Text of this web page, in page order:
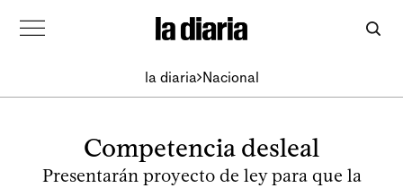
la diaria Nacional
Competencia desleal
Presentarán proyecto de ley para que la